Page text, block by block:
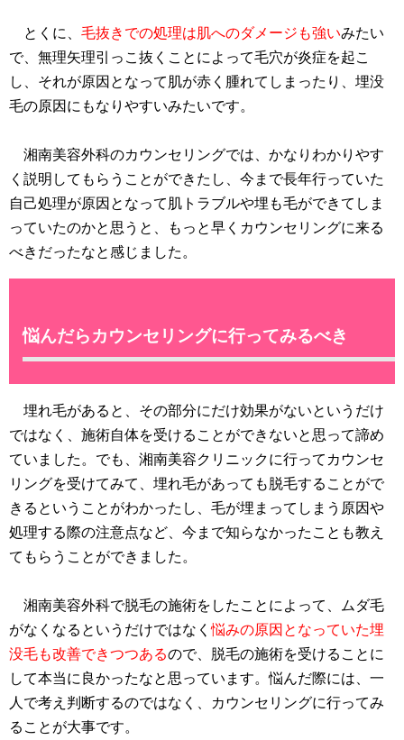
とくに、 毛抜きでの処理は肌へのダメージも強いみたい
で、無理矢理引っこ抜くことによって毛穴が炎症を起こ
し、それが原因となって肌が赤く腫れてしまったり、埋没
毛の原因にもなりやすいみたいです。
湘南美容外科のカウンセリングでは、かなりわかりやす
く説明してもらうことができたし、今まで長年行っていた
自己処理が原因となって肌トラブルや埋も毛ができてしま
っていたのかと思うと、もっと早くカウンセリングに来る
べきだったなと感じました。
悩んだらカウンセリングに行ってみるべき
埋れ毛があると、その部分にだけ効果がないというだけ
ではなく、施術自体を受けることができないと思って諦め
ていました。でも、湘南美容クリニックに行ってカウンセ
リングを受けてみて、埋れ毛があっても脱毛することがで
きるということがわかったし、毛が埋まってしまう原因や
処理する際の注意点など、今まで知らなかったことも教え
てもらうことができました。
湘南美容外科で脱毛の施術をしたことによって、ムダ毛
がなくなるというだけではなく悩みの原因となっていた埋
没毛も改善できつつあるので、脱毛の施術を受けることに
して本当に良かったなと思っています。悩んだ際には、一
人で考え判断するのではなく、カウンセリングに行ってみ
ることが大事です。